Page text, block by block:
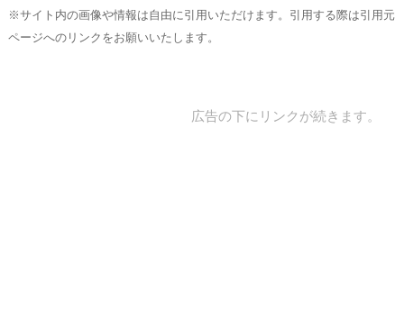
※サイト内の画像や情報は自由に引用いただけます。引用する際は引用元
ページへのリンクをお願いいたします。
広告の下にリンクが続きます。